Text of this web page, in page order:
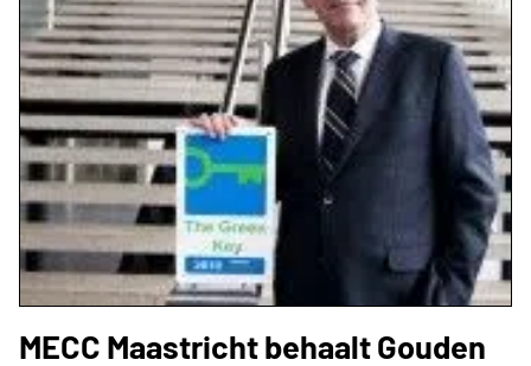
MECC Maastricht behaalt Gouden